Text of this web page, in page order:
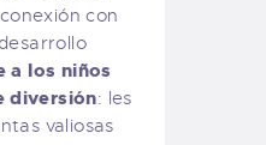
con
a los niños
diversión: les
valiosas